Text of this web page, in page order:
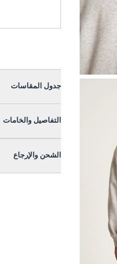
جدول المقاسات
التفاصيل والخامات
الشحن والإرجاع